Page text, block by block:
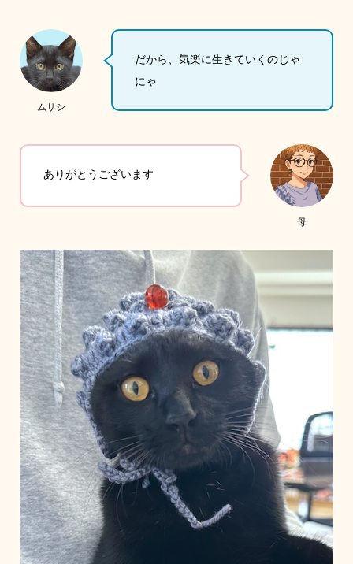
ムサシ
だから、気楽に生きていくのじゃ
にゃ
母
ありがとうございます